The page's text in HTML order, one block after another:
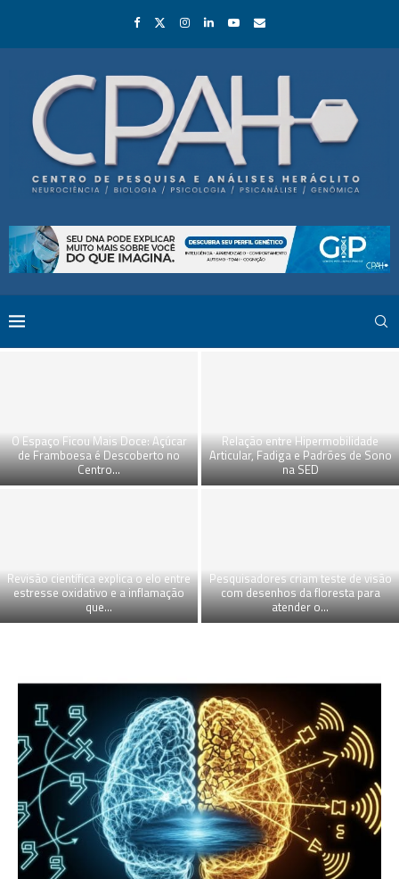
O Espaço Ficou Mais Doce: Açúcar
de Framboesa é Descoberto no
Centro...
Relação entre Hipermobilidade
Articular, Fadiga e Padrões de Sono
na SED
Revisão científica explica o elo entre
estresse oxidativo e a inflamação
que...
Pesquisadores criam teste de visão
com desenhos da floresta para
atender o...